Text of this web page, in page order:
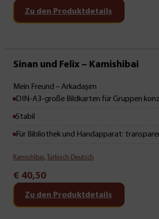
Zu den Produktdetails
Mit Leseprobe!
Sinan und Felix – Kamishibai
Mein Freund – Arkadaşım
DIN-A3-große Bildkarten für Gruppen
Stabil
Für Bibliothek und Handapparat:
Kamishibai, Türkisch-Deutsch
€ 40,50
Zu den Produktdetails